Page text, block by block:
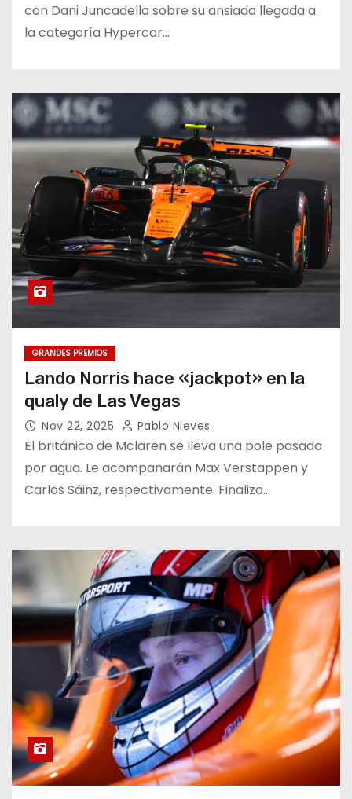
con Dani Juncadella sobre su ansiada llegada a
la categoría Hypercar…
GRANDES PREMIOS
Lando Norris hace «jackpot» en la
qualy de Las Vegas
Nov 22, 2025 Pablo Nieves
El británico de Mclaren se lleva una pole pasada
por agua. Le acompañarán Max Verstappen y
Carlos Sáinz, respectivamente. Finaliza…